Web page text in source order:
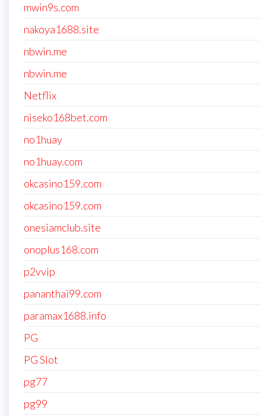
mwin9s.com
nakoya1688.site
nbwin.me
nbwin.me
Netflix
niseko168bet.com
no1huay
no1huay.com
okcasino159.com
okcasino159.com
onesiamclub.site
onoplus168.com
p2vvip
pananthai99.com
paramax1688.info
PG
PG Slot
pg77
pg99